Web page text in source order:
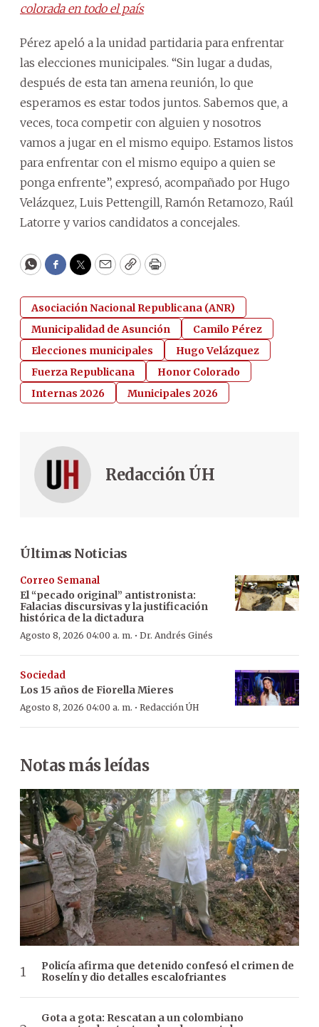
colorada en todo el país
Pérez apeló a la unidad partidaria para enfrentar
las elecciones municipales. “Sin lugar a dudas,
después de esta tan amena reunión, lo que
esperamos es estar todos juntos. Sabemos que, a
veces, toca competir con alguien y nosotros
vamos a jugar en el mismo equipo. Estamos listos
para enfrentar con el mismo equipo a quien se
ponga enfrente”, expresó, acompañado por Hugo
Velázquez, Luis Pettengill, Ramón Retamozo, Raúl
Latorre y varios candidatos a concejales.
WhatsApp
Facebook
Twitter
EmailCopyPrint
Asociación Nacional Republicana (ANR)
Municipalidad de Asunción
Camilo Pérez
Elecciones municipales
Hugo Velázquez
Fuerza Republicana
Honor Colorado
Internas 2026
Municipales 2026
Redacción ÚH
Últimas Noticias
Correo Semanal
El “pecado original” antistronista:
Falacias discursivas y la justificación
histórica de la dictadura
Agosto 8, 2026 04:00 a. m. · Dr. Andrés Ginés
Sociedad
Los 15 años de Fiorella Mieres
Agosto 8, 2026 04:00 a. m. · Redacción ÚH
Notas más leídas
Policía afirma que detenido confesó el crimen de
Roselín y dio detalles escalofriantes
Gota a gota: Rescatan a un colombiano